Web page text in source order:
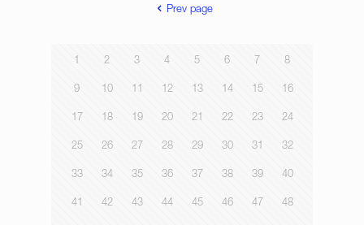
Prev page
1 2 3 4 5 6 7 8
9 10 11 12 13 14 15 16
17 18 19 20 21 22 23 24
25 26 27 28 29 30 31 32
33 34 35 36 37 38 39 40
41 42 43 44 45 46 47 48